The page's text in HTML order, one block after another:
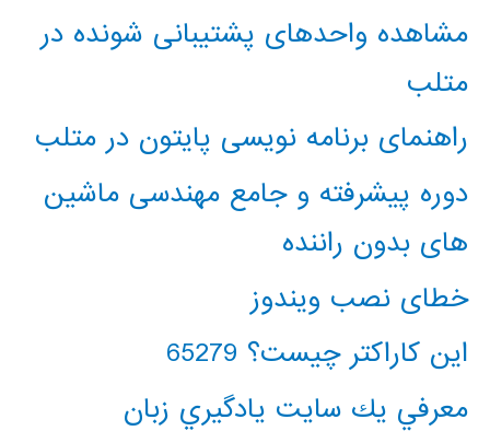
مشاهده واحدهای پشتیبانی شونده در
متلب
راهنمای برنامه نویسی پایتون در متلب
دوره پیشرفته و جامع مهندسی ماشین
های بدون راننده
خطای نصب ویندوز
این کاراکتر چیست؟ 65279
معرفي يك سايت يادگيري زبان